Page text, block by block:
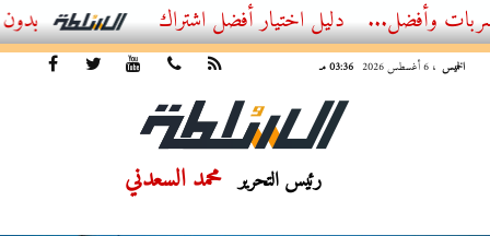
أفضل اشتراك IPTV بدون تقطيع 2026 – دليل المشاهد العصري
الخميس ، 6 أغسطس 2026 03:36 مـ
رئيس التحرير محمد السعدني